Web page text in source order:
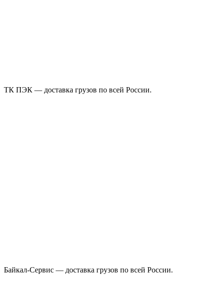
ТК ПЭК — доставка грузов по всей России.
Байкал-Сервис — доставка грузов по всей России.